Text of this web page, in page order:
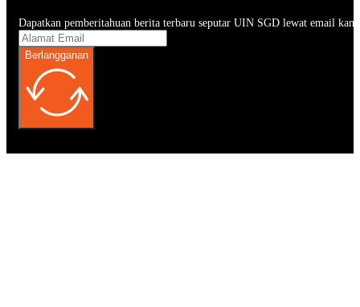
Dapatkan pemberitahuan berita terbaru seputar UIN SGD lewat email
Berlangganan